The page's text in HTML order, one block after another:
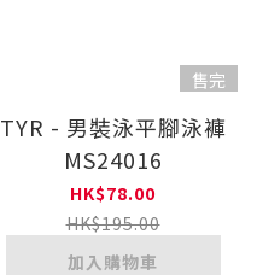
售完
TYR - 男裝泳平腳泳褲
MS24016
HK$78.00
HK$195.00
加入購物車